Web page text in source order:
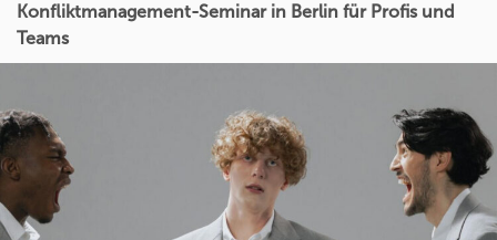
Konfliktmanagement-Seminar in Berlin für Profis und
Teams